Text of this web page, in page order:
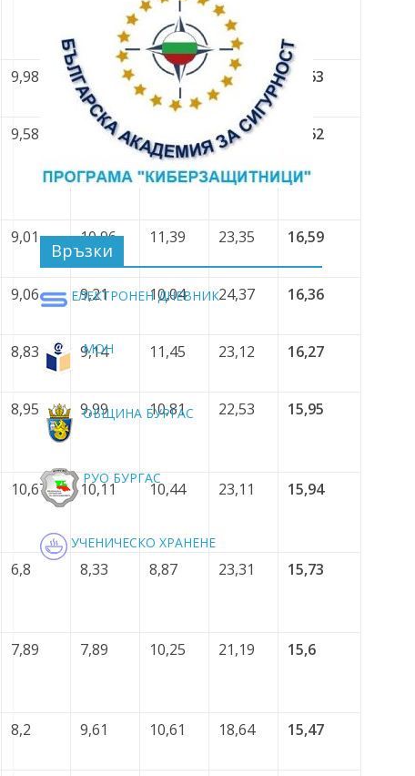
9,98 9,12 12,21 23,61 16,63
9,58 6,36 24,43 16,62
9,01 10,96 11,39 23,35 16,59
9,06 9,21 10,04 24,37 16,36
8,83 9,14 11,45 23,12 16,27
8,95 9,99 10,81 22,53 15,95
10,67 10,11 10,44 23,11 15,94
6,8 8,33 8,87 23,31 15,73
7,89 7,89 10,25 21,19 15,6
8,2 9,61 10,61 18,64 15,47
Връзки
ЕЛЕКТРОНЕН ДНЕВНИК
МОН
ОБЩИНА БУРГАС
РУО БУРГАС
УЧЕНИЧЕСКО ХРАНЕНЕ